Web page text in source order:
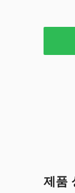
제품